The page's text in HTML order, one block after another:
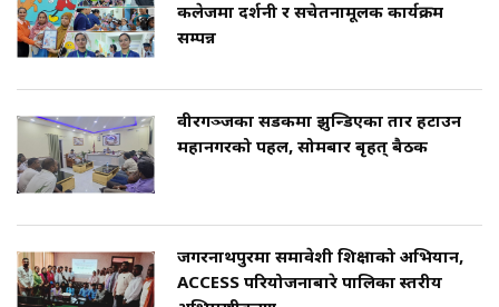
कलेजमा प्रदर्शनी र सचेतनामूलक कार्यक्रम
सम्पन्न
वीरगञ्जका सडकमा झुन्डिएका तार हटाउन
महानगरको पहल, सोमबार बृहत् बैठक
जगरनाथपुरमा समावेशी शिक्षाको अभियान,
ACCESS परियोजनाबारे पालिका स्तरीय